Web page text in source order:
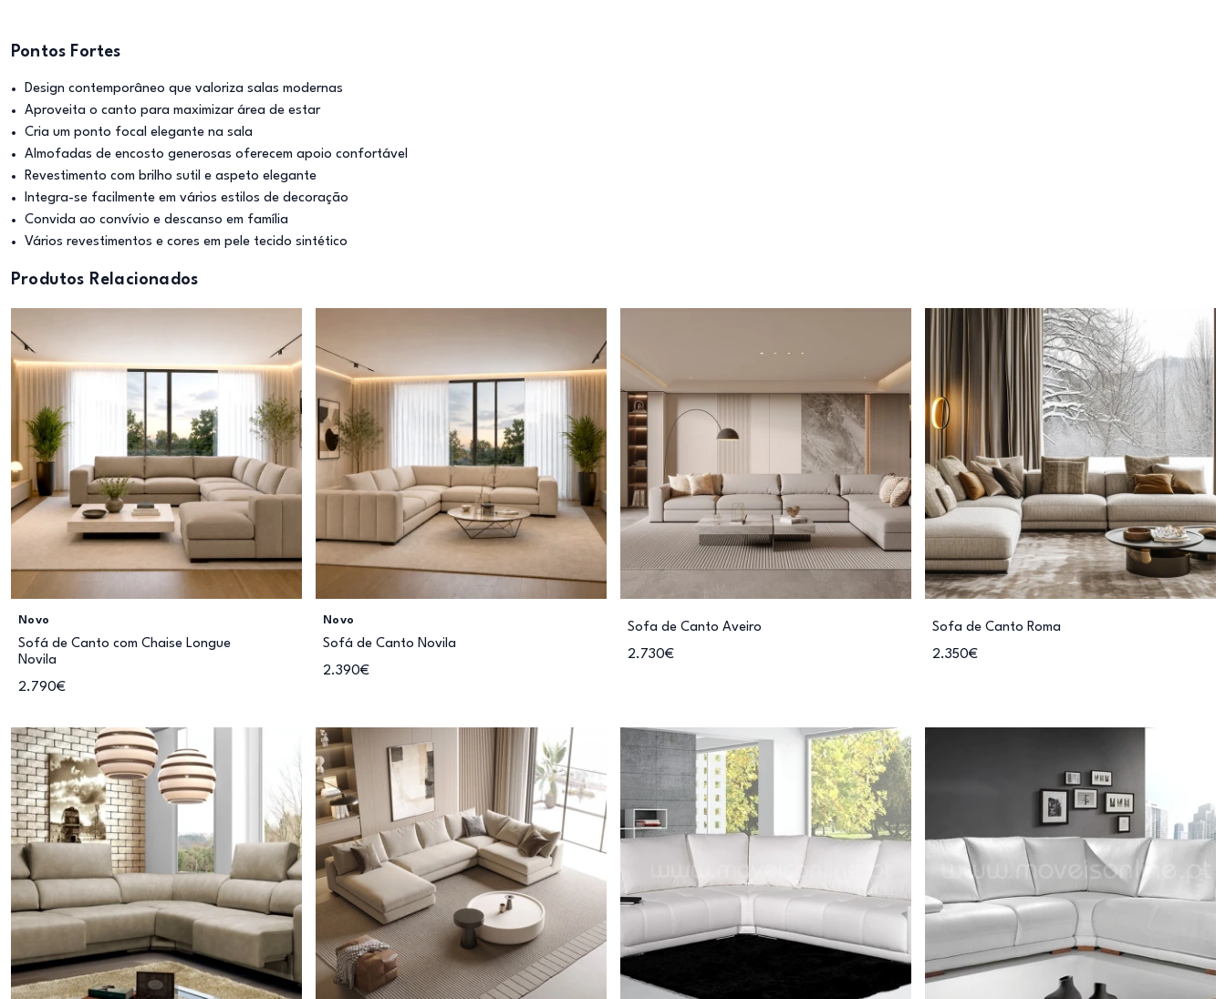
Pontos Fortes
Design contemporâneo que valoriza salas modernas
Aproveita o canto para maximizar área de estar
Cria um ponto focal elegante na sala
Almofadas de encosto generosas oferecem apoio confortável
Revestimento com brilho sutil e aspeto elegante
Integra-se facilmente em vários estilos de decoração
Convida ao convívio e descanso em família
Vários revestimentos e cores em pele tecido sintético
Produtos Relacionados
Novo
Sofá de Canto com Chaise Longue
Novila
2.790€
Novo
Sofá de Canto Novila
2.390€
Sofa de Canto Aveiro
2.730€
Sofa de Canto Roma
2.350€